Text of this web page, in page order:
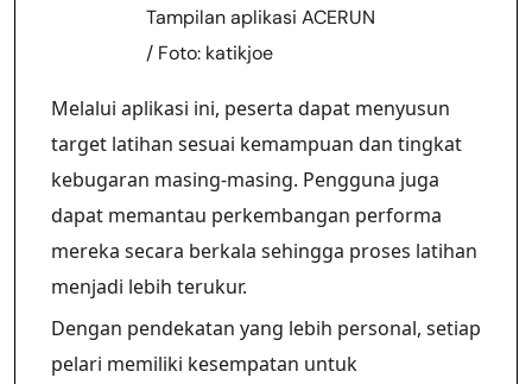
Tampilan aplikasi ACERUN
/ Foto: katikjoe
Melalui aplikasi ini, peserta dapat menyusun
target latihan sesuai kemampuan dan tingkat
kebugaran masing-masing. Pengguna juga
dapat memantau perkembangan performa
mereka secara berkala sehingga proses latihan
menjadi lebih terukur.
Dengan pendekatan yang lebih personal, setiap
pelari memiliki kesempatan untuk